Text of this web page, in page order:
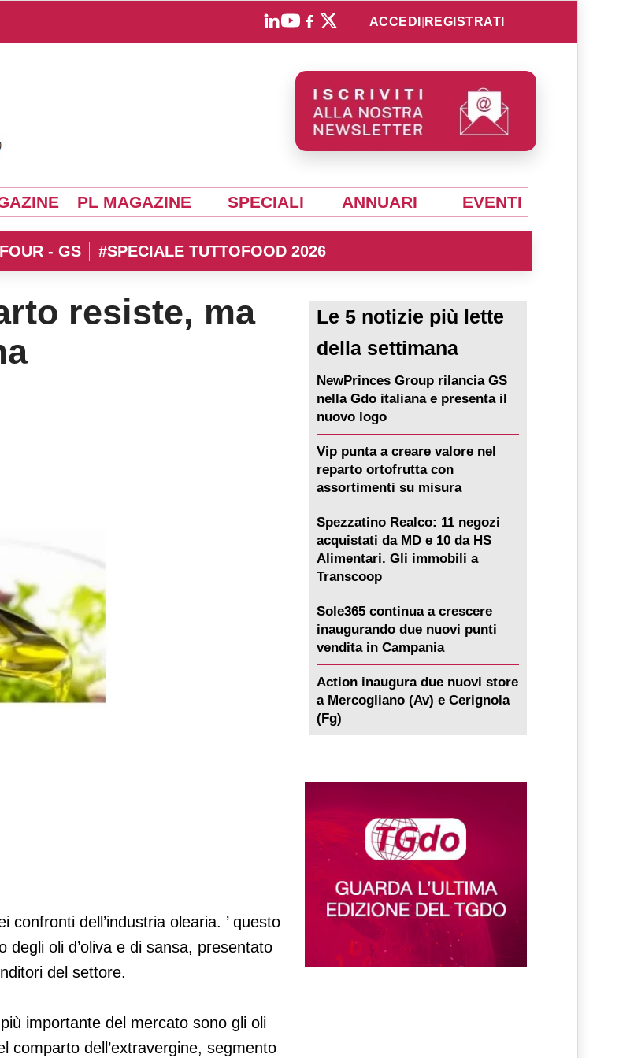
ACCEDI REGISTRATI
PL MAGAZINE SPECIALI ANNUARI EVENTI
- GS #SPECIALE TUTTOFOOD 2026
resiste, ma
qualche problema
dell’industria olearia. ’ questo
oli d’oliva e di sansa, presentato
del settore.
importante del mercato sono gli oli
comparto dell’extravergine, segmento
Le 5 notizie più lette
della settimana
NewPrinces Group rilancia GS
nella Gdo italiana e presenta il
nuovo logo
Vip punta a creare valore nel
reparto ortofrutta con
assortimenti su misura
Spezzatino Realco: 11 negozi
acquistati da MD e 10 da HS
Alimentari. Gli immobili a
Transcoop
Sole365 continua a crescere
inaugurando due nuovi punti
vendita in Campania
Action inaugura due nuovi store
a Mercogliano (Av) e Cerignola
(Fg)